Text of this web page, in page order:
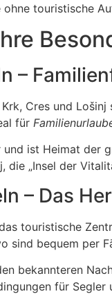
touristische
–
Cres und
für
ist Heimat der
die „Insel der
– Das
touristische
sind bequem per
bekannteren
für Segler